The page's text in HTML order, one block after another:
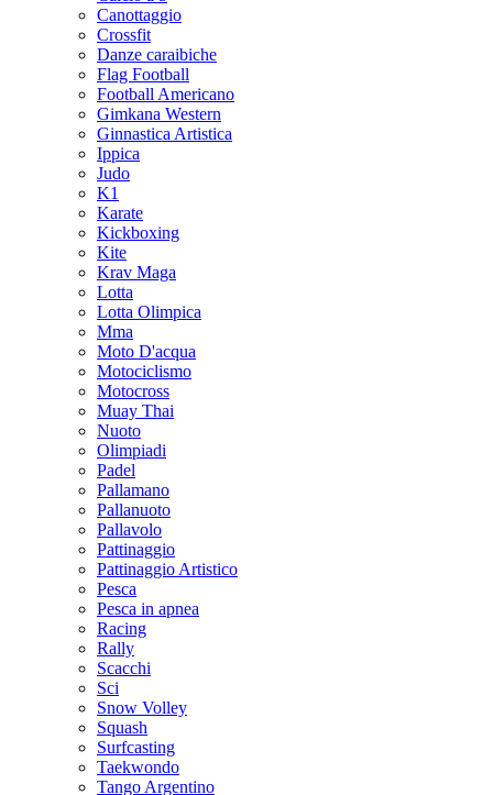
Canottaggio
Crossfit
Danze caraibiche
Flag Football
Football Americano
Gimkana Western
Ginnastica Artistica
Ippica
Judo
K1
Karate
Kickboxing
Kite
Krav Maga
Lotta
Lotta Olimpica
Mma
Moto D'acqua
Motociclismo
Motocross
Muay Thai
Nuoto
Olimpiadi
Padel
Pallamano
Pallanuoto
Pallavolo
Pattinaggio
Pattinaggio Artistico
Pesca
Pesca in apnea
Racing
Rally
Scacchi
Sci
Snow Volley
Squash
Surfcasting
Taekwondo
Tango Argentino